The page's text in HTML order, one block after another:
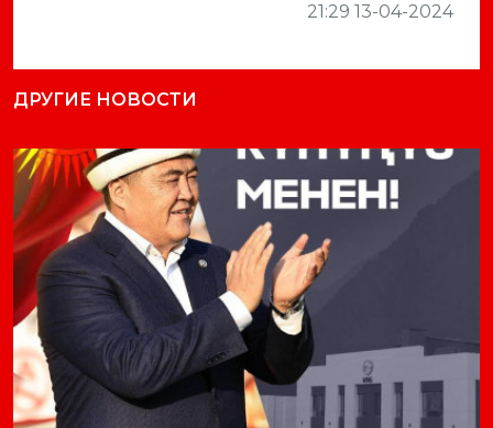
21:29 13-04-2024
ДРУГИЕ НОВОСТИ